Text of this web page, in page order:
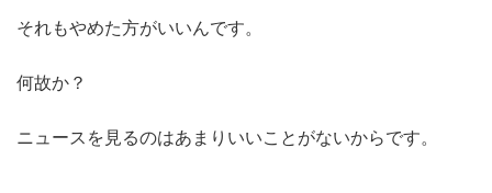
それもやめた方がいいんです。
何故か？
ニュースを見るのはあまりいいことがないからです。